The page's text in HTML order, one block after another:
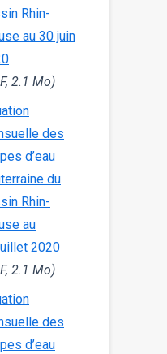
Rhin-
au 30 juin
2.1 Mo)
des
d’eau
du
Rhin-
au
2020
2.1 Mo)
des
d’eau